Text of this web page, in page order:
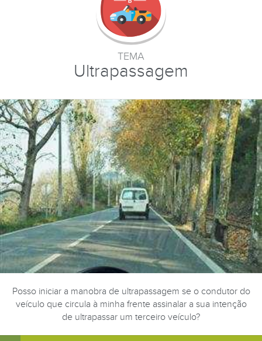
TEMA
Ultrapassagem
Posso iniciar a manobra de ultrapassagem se o condutor do
veículo que circula à minha frente assinalar a sua intenção
de ultrapassar um terceiro veículo?